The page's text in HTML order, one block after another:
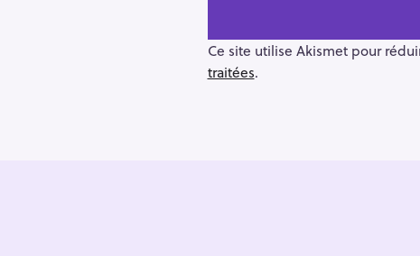
v
i
Ce site utilise Akismet pour
traitées.